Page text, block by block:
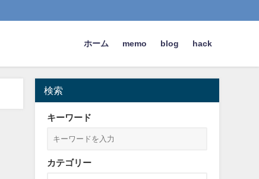
ホーム memo blog hack
検索
キーワード
カテゴリー